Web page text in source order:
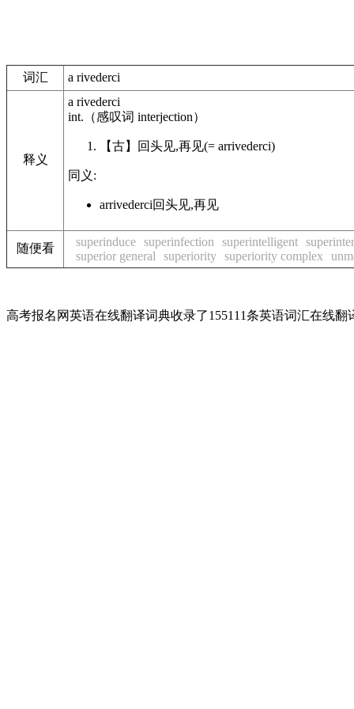
词汇 a rivederci
释义
a rivederci
int. （感叹词 interjection）
【古】 回头见,再见(= arrivederci)
同义:
arrivederci回头见,再见
随便看 superinduce superinfection superintelligent
superior general
superiority superiority complex
高考报名网英语在线翻译词典收录了155111条英语词汇在线